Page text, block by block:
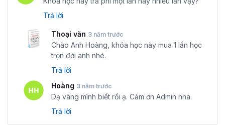
Trả lời
Thoại văn 3 năm trước
Chào Anh Hoàng, khóa học này mua 1 lần học
trọn đời anh nhé.
Trả lời
Hoàng 3 năm trước
Dạ vâng mình biết rồi ạ. Cảm ơn Admin nha.
Trả lời